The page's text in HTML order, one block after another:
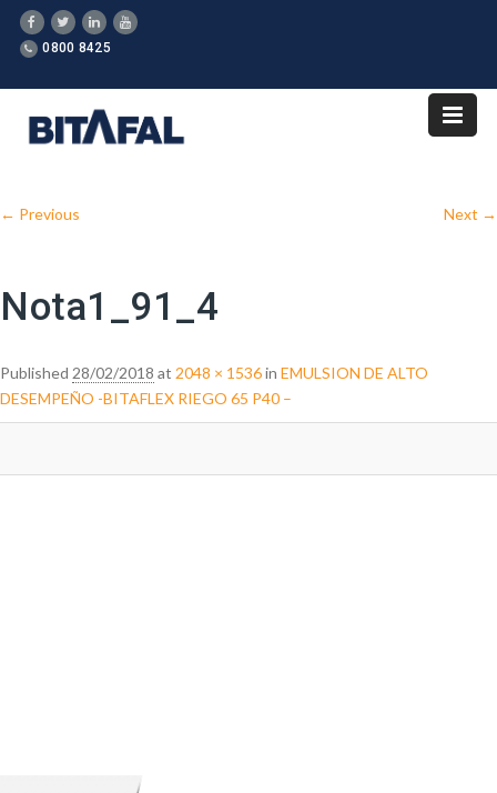
0800 8425
Image navigation
← Previous Next →
Nota1_91_4
Published 28/02/2018 at 2048 × 1536in EMULSION DE ALTO
DESEMPEÑO -BITAFLEX RIEGO 65 P40 –